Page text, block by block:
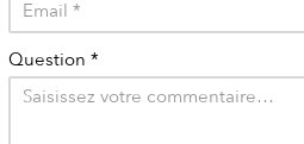
Question *